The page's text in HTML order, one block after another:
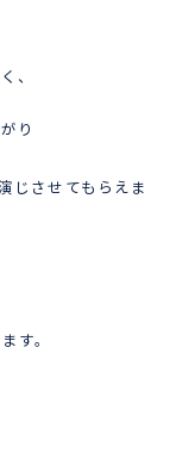
、
り
じさせてもらえま
す。